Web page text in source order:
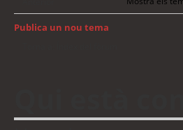
Publica un nou tema